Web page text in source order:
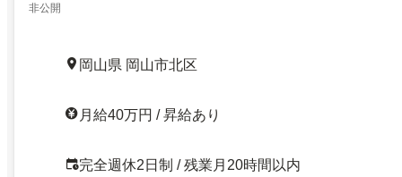
非公開
岡山県 岡山市北区
月給40万円 / 昇給あり
完全週休2日制 / 残業月20時間以内